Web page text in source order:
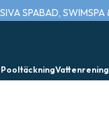
SPABAD, SWIMSPA
PooltäckningVattenrening